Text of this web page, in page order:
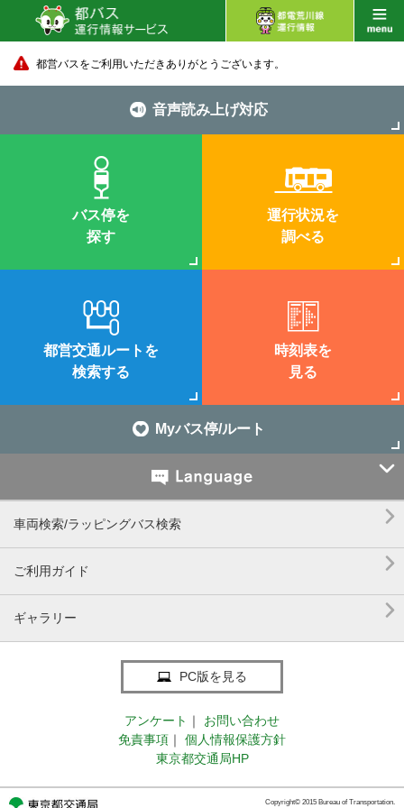
都営バスをご利用いただきありがとうございます。
音声読み上げ対応
バス停を
探す
運行状況を
調べる
都営交通ルートを
検索する
時刻表を
見る
Myバス停/ルート

車両検索/ラッピングバス検索 
ご利用ガイド 
ギャラリー 
PC版を見る
アンケート ｜
お問い合わせ
免責事項 ｜
個人情報保護方針
東京都交通局HP
Copyright© 2015 Bureau of Transportation.